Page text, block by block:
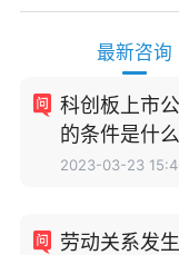
最新咨询
科创板上市
的条件是什么
2023-03-23
劳动关系发